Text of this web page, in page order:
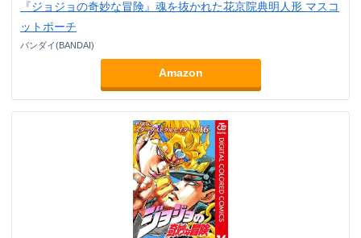
『ジョジョの奇妙な冒険』魂を抜かれた花京院典明人形 マスコ
ットポーチ
バンダイ(BANDAI)
Amazon